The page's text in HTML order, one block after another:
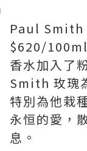
Paul Smith
$620/100ml
香水加入了
Smith 玫瑰
特別為他栽
永恒的愛，
息。